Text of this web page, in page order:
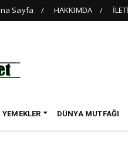
Sayfa HAKKIMDA
YEMEKLER DÜNYA MUTFAĞI